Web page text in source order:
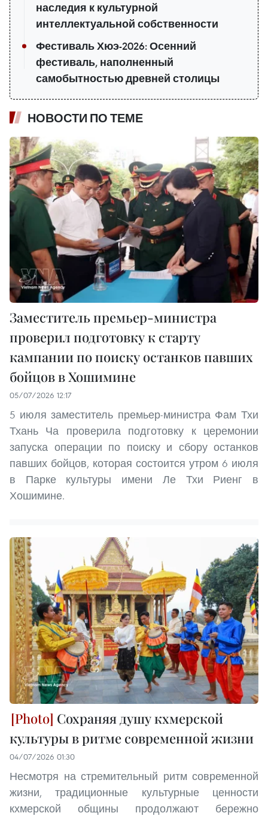
наследия к культурной
интеллектуальной собственности
Фестиваль Хюэ-2026: Осенний
фестиваль, наполненный
самобытностью древней столицы
НОВОСТИ ПО ТЕМЕ
Заместитель премьер-министра
проверил подготовку к старту
кампании по поиску останков павших
бойцов в Хошимине
05/07/2026 12:17
5 июля заместитель премьер-министра Фам Тхи
Тхань Ча проверила подготовку к церемонии
запуска операции по поиску и сбору останков
павших бойцов, которая состоится утром 6 июля
в Парке культуры имени Ле Тхи Риенг в
Хошимине.
Сохраняя душу кхмерской
культуры в ритме современной жизни
04/07/2026 01:30
Несмотря на стремительный ритм современной
жизни, традиционные культурные ценности
кхмерской общины продолжают бережно